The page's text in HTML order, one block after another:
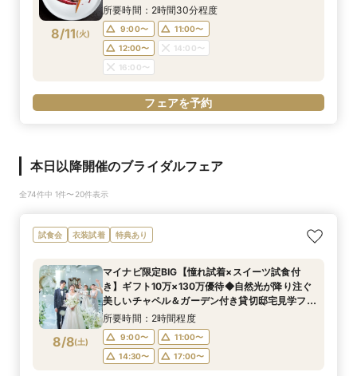
8/11(火)
がおすすめ！マイナビ限定フェア
所要時間：2時間30分程度
9:00〜
11:00〜
12:00〜
14:00〜
16:00〜
フェアを予約
本日以降開催のブライダルフェア
全74件中 1件〜20件表示
試食会 衣装試着 特典あり
8/8(土)
マイナビ限定BIG【憧れ試着×スイーツ試食付
き】ギフト10万×130万優待◆自然光が降り注ぐ
美しいチャペル＆ガーデン付き貸切邸宅見学フェ
ア
所要時間：2時間程度
9:00〜
11:00〜
14:30〜
17:00〜